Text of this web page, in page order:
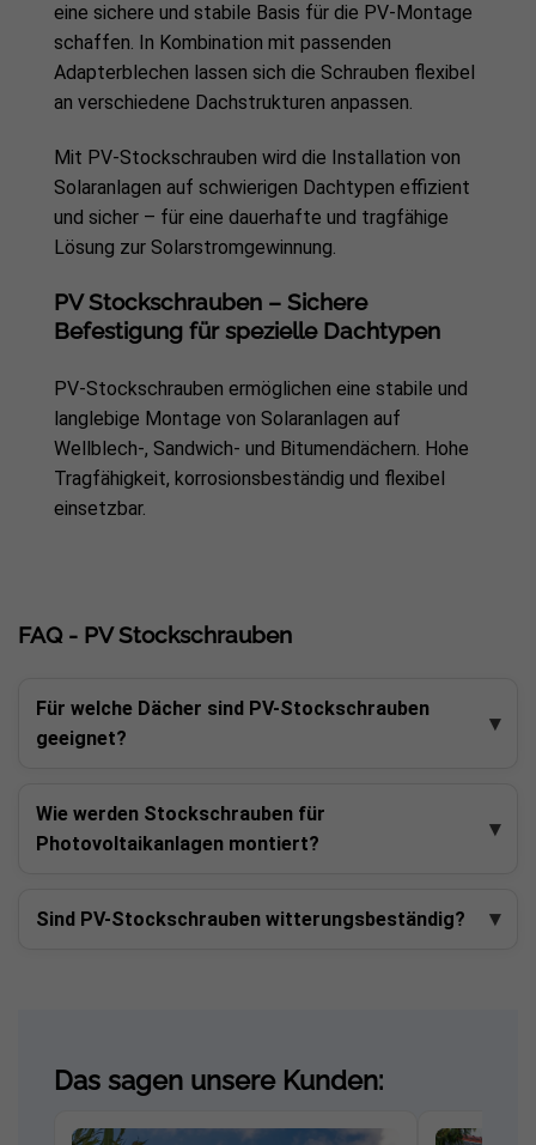
eine sichere und stabile Basis für die PV-Montage
schaffen. In Kombination mit passenden
Adapterblechen lassen sich die Schrauben flexibel
an verschiedene Dachstrukturen anpassen.
Mit PV-Stockschrauben wird die Installation von
Solaranlagen auf schwierigen Dachtypen effizient
und sicher – für eine dauerhafte und tragfähige
Lösung zur Solarstromgewinnung.
PV Stockschrauben – Sichere
Befestigung für spezielle Dachtypen
PV-Stockschrauben ermöglichen eine stabile und
langlebige Montage von Solaranlagen auf
Wellblech-, Sandwich- und Bitumendächern. Hohe
Tragfähigkeit, korrosionsbeständig und flexibel
einsetzbar.
FAQ - PV Stockschrauben
Für welche Dächer sind PV-Stockschrauben
geeignet?
Wie werden Stockschrauben für
Photovoltaikanlagen montiert?
Sind PV-Stockschrauben witterungsbeständig?
Das sagen unsere Kunden: